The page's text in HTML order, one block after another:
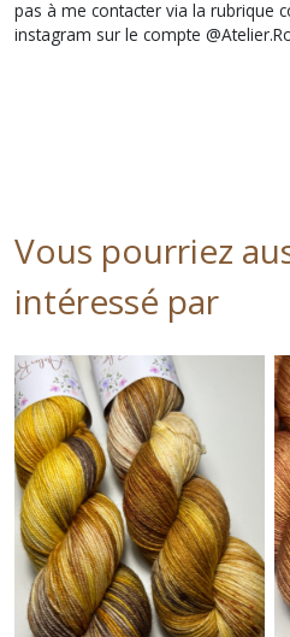
pas à me contacter via la rubrique
instagram sur le compte
Vous pourriez
intéressé par